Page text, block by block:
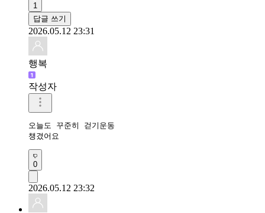
1
답글 쓰기
2026.05.12 23:31
행복
작성자
오늘도 꾸준히 걷기운동
챙겼어요
0
2026.05.12 23:32